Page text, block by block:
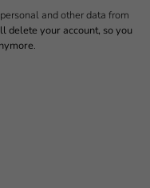
and other data from
delete your account, so you
.